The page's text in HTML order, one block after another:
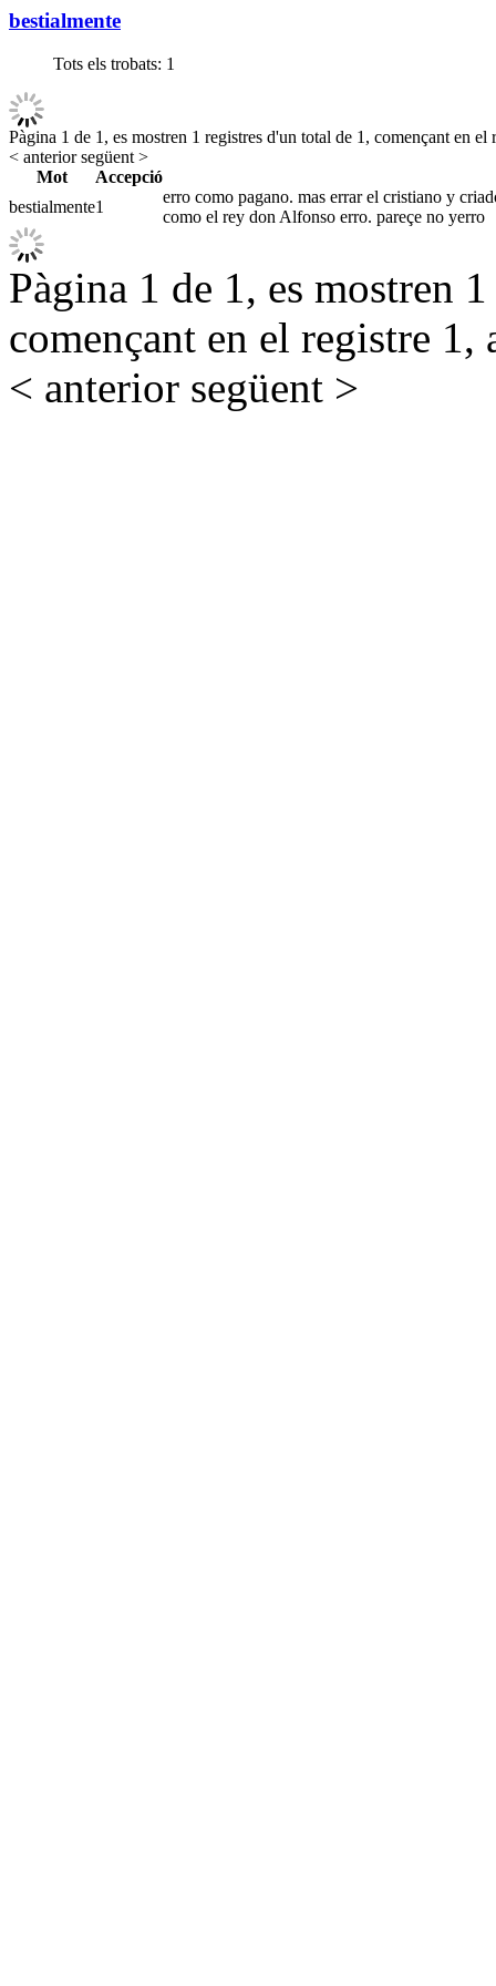
bestialmente
Tots els trobats: 1
Pàgina 1 de 1, es mostren 1 registres d'un total de 1, començant en el
< anteriorsegüent >
Mot
Accepció
bestialmente1
erro como pagano. mas errar el cristiano y
como el rey don Alfonso erro. pareçe no yerro
Pàgina 1 de 1, es mostren
començant en el registre 1,
< anterior següent >